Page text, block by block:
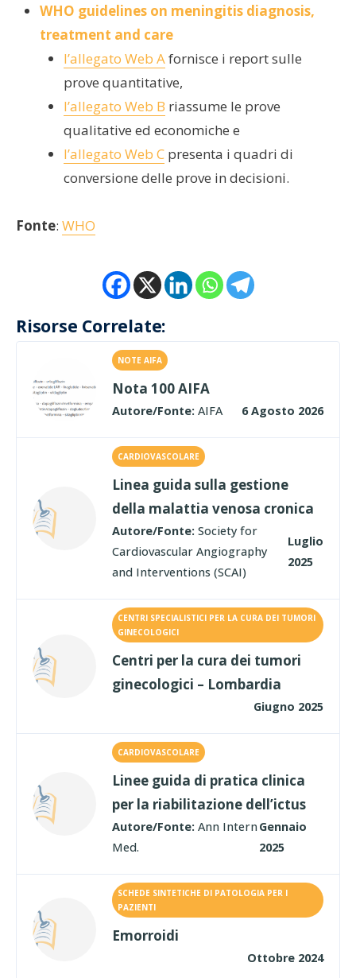
WHO guidelines on meningitis diagnosis,
treatment and care
l’allegato Web Afornisce i report sulle
prove quantitative,
l’allegato Web B riassume le prove
qualitative ed economiche e
l’allegato Web C presenta i quadri di
conversione delle prove in decisioni.
Fonte: WHO
Risorse Correlate:
NOTE AIFA
Nota 100 AIFA
Autore/Fonte: AIFA 6 Agosto 2026
CARDIOVASCOLARE
Linea guida sulla gestione
della malattia venosa cronica
Autore/Fonte: Society for
Cardiovascular Angiography
and Interventions (SCAI)
Luglio
2025
CENTRI SPECIALISTICI PER LA CURA DEI TUMORI
GINECOLOGICI
Centri per la cura dei tumori
ginecologici – Lombardia
Giugno 2025
CARDIOVASCOLARE
Linee guida di pratica clinica
per la riabilitazione dell’ictus
Autore/Fonte: Ann Intern
Med.
Gennaio
2025
SCHEDE SINTETICHE DI PATOLOGIA PER I
PAZIENTI
Emorroidi
Ottobre 2024